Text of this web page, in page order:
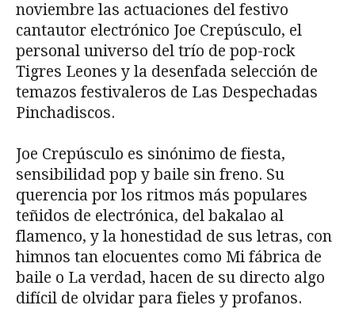
noviembre las actuaciones del festivo
cantautor electrónico Joe Crepúsculo, el
personal universo del trío de pop-rock
Tigres Leones y la desenfada selección de
temazos festivaleros de Las Despechadas
Pinchadiscos.
Joe Crepúsculo es sinónimo de fiesta,
sensibilidad pop y baile sin freno. Su
querencia por los ritmos más populares
teñidos de electrónica, del bakalao al
flamenco, y la honestidad de sus letras, con
himnos tan elocuentes como Mi fábrica de
baile o La verdad, hacen de su directo algo
difícil de olvidar para fieles y profanos.